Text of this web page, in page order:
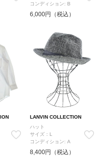
コンディション: B
6,000円（税込）
LANVIN COLLECTION
ハット
サイズ：L
コンディション: A
8,400円（税込）